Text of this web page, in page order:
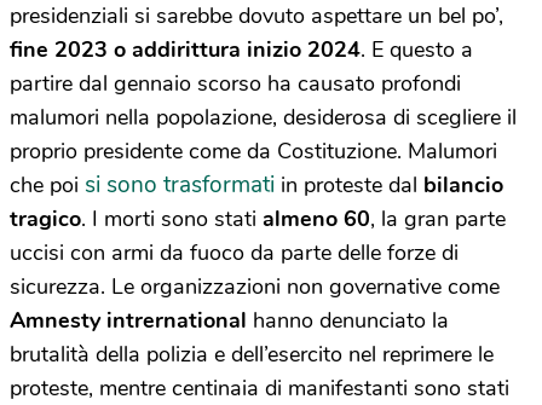
presidenziali si sarebbe dovuto aspettare un bel po’,
fine 2023 o addirittura inizio 2024. E questo a
partire dal gennaio scorso ha causato profondi
malumori nella popolazione, desiderosa di scegliere il
proprio presidente come da Costituzione. Malumori
che poi si sono trasformati in proteste dal bilancio
tragico. I morti sono stati almeno 60, la gran parte
uccisi con armi da fuoco da parte delle forze di
sicurezza. Le organizzazioni non governative come
Amnesty intrernational hanno denunciato la
brutalità della polizia e dell’esercito nel reprimere le
proteste, mentre centinaia di manifestanti sono stati